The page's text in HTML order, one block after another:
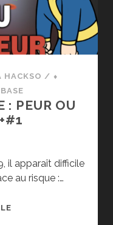
HACKSO / ⬧
: PEUR OU
il apparaît difficile
au risque :…